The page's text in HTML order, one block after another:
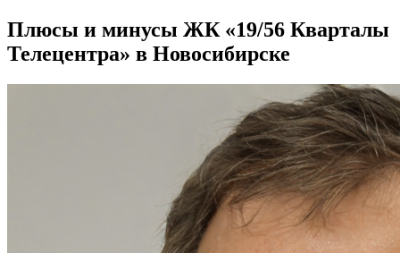
Плюсы и минусы ЖК «19/56 Кварталы
Телецентра» в Новосибирске